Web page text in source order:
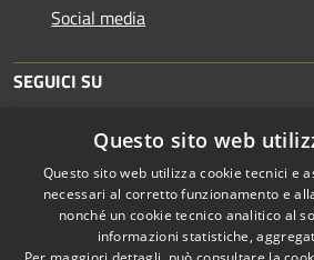
Social media
SEGUICI SU
RSS
Questo sito web
Questo sito web utilizza cookie tecnici e
necessari al corretto funzionamento e
nonché un cookie tecnico analitico al
informazioni statistiche,